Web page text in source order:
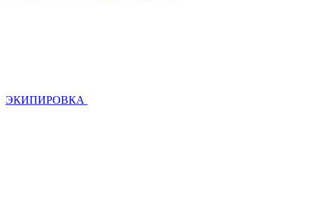
ЭКИПИРОВКА